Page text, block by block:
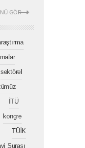
GÖR
sektörel
İTÜ
kongre
TÜİK
Şurası